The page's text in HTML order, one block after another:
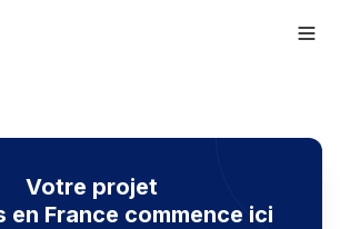
Votre projet
en France commence ici